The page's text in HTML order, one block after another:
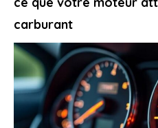
carburant